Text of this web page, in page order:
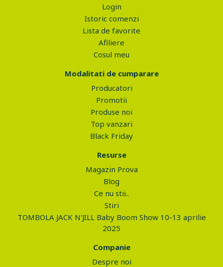
Login
Istoric comenzi
Lista de favorite
Afiliere
Cosul meu
Modalitati de cumparare
Producatori
Promotii
Produse noi
Top vanzari
Black Friday
Resurse
Magazin Prova
Blog
Ce nu stii..
Stiri
TOMBOLA JACK N'JILL Baby Boom Show 10-13 aprilie
2025
Companie
Despre noi